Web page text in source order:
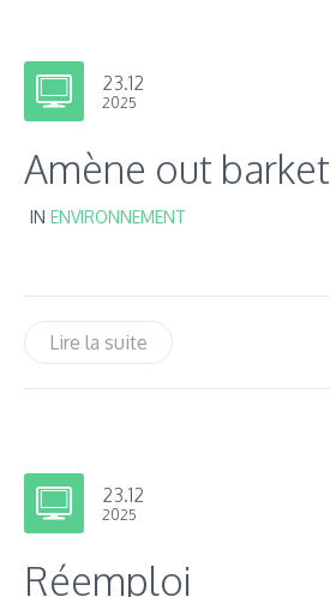
23.12
2025
Amène out barket
IN ENVIRONNEMENT
Lire la suite
23.12
2025
Réemploi